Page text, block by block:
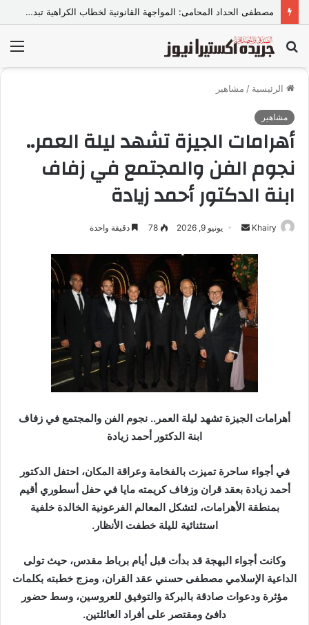
مصطفى الحداد المحامى: المواجهة القانونية لخطاب الكراهية تبدأ بتشريع واضح ووعي مجتمعي
بحث
عن
الرئيسية / مشاهير
مشاهير
أهرامات الجيزة تشهد ليلة العمر..
نجوم الفن والمجتمع في زفاف
ابنة الدكتور أحمد زيادة
Khairy
س
ل
ر
ي
د
ل
ت
ن
ي
ا
يونيو 9, 2026 78 دقيقة واحدة
أهرامات الجيزة تشهد ليلة العمر.. نجوم الفن والمجتمع في زفاف
ابنة الدكتور أحمد زيادة
في أجواء ساحرة تميزت بالفخامة وعراقة المكان، احتفل الدكتور
أحمد زيادة بعقد قران وزفاف كريمته مايا في حفل أسطوري أقيم
بمنطقة الأهرامات، لتشكل المعالم الفرعونية الخالدة خلفية
استثنائية لليلة خطفت الأنظار.
وكانت أجواء البهجة قد بدأت قبل أيام برباط مقدس، حيث تولى
الداعية الإسلامي مصطفى حسني عقد القران، ومزج خطبته بكلمات
مؤثرة ودعوات صادقة بالبركة والتوفيق للعروسين، وسط حضور
دافئ ومقتصر على أفراد العائلتين.